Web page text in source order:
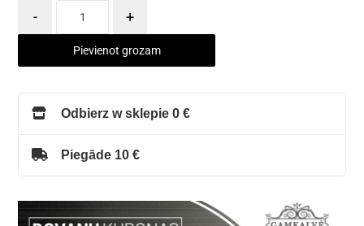
- +
Pievienot grozam
Odbierz w sklepie 0 €
Piegāde 10 €